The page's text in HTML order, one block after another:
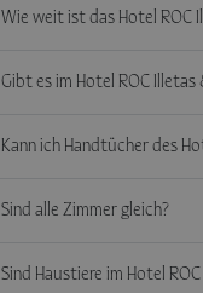
Wie weit ist das Hotel ROC
Gibt es im Hotel ROC Illetas
Kann ich Handtücher des
Sind alle Zimmer gleich?
Sind Haustiere im Hotel